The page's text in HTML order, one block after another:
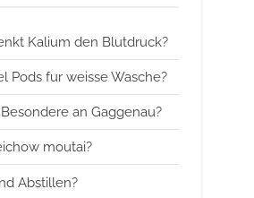
Kalium den Blutdruck?
Pods fur weisse Wasche?
an Gaggenau?
moutai?
Abstillen?